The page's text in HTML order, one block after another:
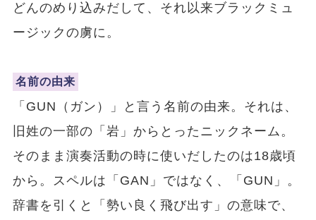
どんのめり込みだして、それ以来ブラックミュ
ージックの虜に。
名前の由来
「GUN（ガン）」と言う名前の由来。それは、
旧姓の一部の「岩」からとったニックネーム。
そのまま演奏活動の時に使いだしたのは18歳頃
から。スペルは「GAN」ではなく、「GUN」。
辞書を引くと「勢い良く飛び出す」の意味で、